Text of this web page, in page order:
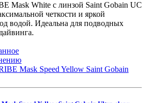
Mask White с линзой Saint Gobain UC
четкости и яркой
водой. Идеальна для подводных